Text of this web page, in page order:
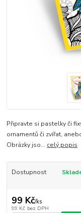
Připravte si pastelky či
ornamentů či zvířat,
Obrázky jso... celý popis
Dostupnost
99 Kč/ks
99 Kč bez DPH